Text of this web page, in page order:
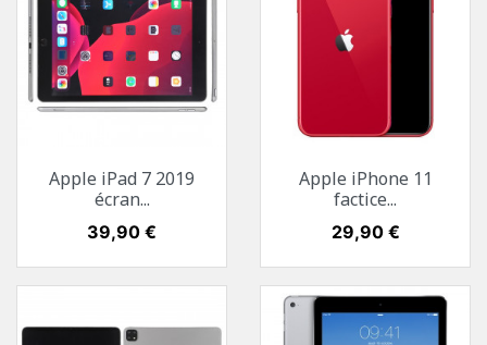
Apple iPad 7 2019
écran...
Prix
39,90 €
Apple iPhone 11
factice...
Prix
29,90 €